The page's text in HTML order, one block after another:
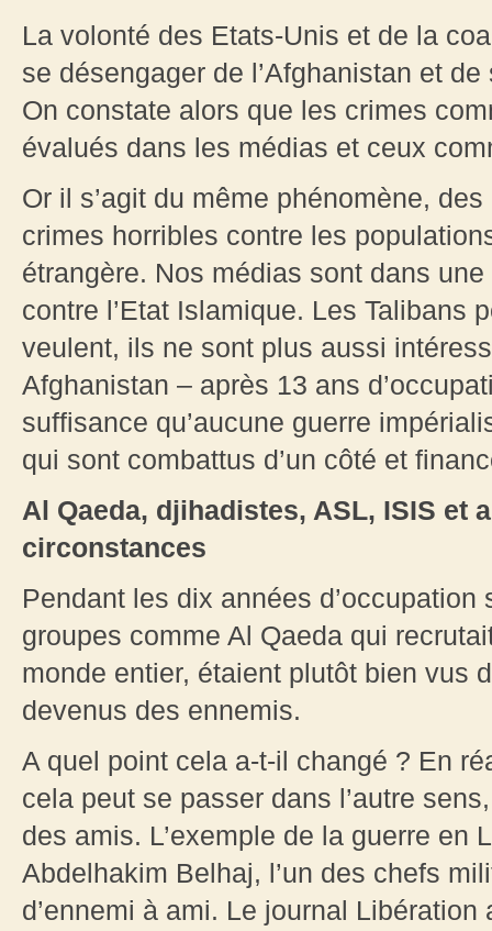
La volonté des Etats-Unis et de la
se désengager de l’Afghanistan et
On constate alors que les crimes
évalués dans les médias et ceux
Or il s’agit du même phénomène,
crimes horribles contre les
étrangère. Nos médias sont dans
contre l’Etat Islamique. Les Talibans
veulent, ils ne sont plus aussi
Afghanistan – après 13 ans
suffisance qu’aucune guerre
qui sont combattus d’un côté et
Al Qaeda, djihadistes, ASL, ISIS et
circonstances
Pendant les dix années
groupes comme Al Qaeda qui
monde entier, étaient plutôt bien vus
devenus des ennemis.
A quel point cela a-t-il changé ? En
cela peut se passer dans l’autre
des amis. L’exemple de la guerre en
Abdelhakim Belhaj, l’un des chefs
d’ennemi à ami. Le journal